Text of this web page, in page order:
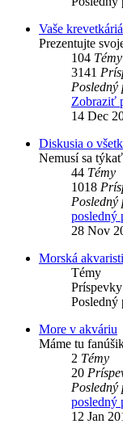
Vaše krevetkáriá
Prezentujte
104 Témy
3141
Posledný
Zobraziť
14 Dec
Diskusia o
Nemusí sa
44 Témy
1018
Posledný
posledný
28 Nov
Morská
Témy
Príspevky
Posledný
More v akváriu
Máme tu
2 Témy
20
Posledný
posledný
12 Jan